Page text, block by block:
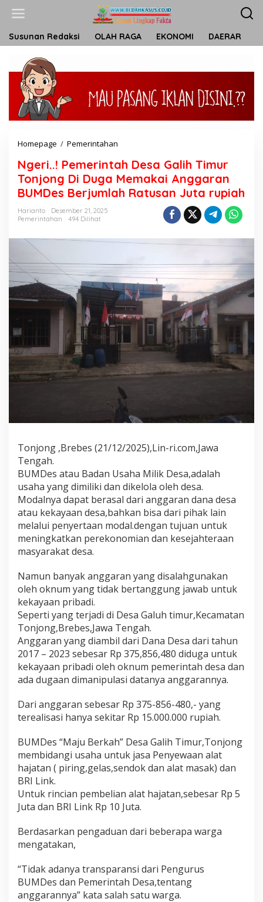
t
Susunan Redaksi OLAH RAGA EKONOMI DAERAR
Homepage / Pemerintahan
e
r
i
.
e
r
i
n
t
a
h
D
e
a
G
a
l
i
m
r
T
o
n
j
o
n
D
u
a
M
e
m
a
k
a
i
n
g
a
r
a
n
U
M
D
s
j
u
m
Ngeri..! Pemerintah Desa Galih Timur
Tonjong Di Duga Memakai Anggaran
BUMDes Berjumlah Ratusan Juta rupiah
Harianto
Desember 21, 2025
Pemerintahan
494 Dilihat
Tonjong ,Brebes (21/12/2025),Lin-ri.com,Jawa
Tengah.
BUMDes atau Badan Usaha Milik Desa,adalah
usaha yang dimiliki dan dikelola oleh desa.
Modalnya dapat berasal dari anggaran dana desa
atau kekayaan desa,bahkan bisa dari pihak lain
melalui penyertaan modal.dengan tujuan untuk
meningkatkan perekonomian dan kesejahteraan
masyarakat desa.
Namun banyak anggaran yang disalahgunakan
oleh oknum yang tidak bertanggung jawab untuk
kekayaan pribadi.
Seperti yang terjadi di Desa Galuh timur,Kecamatan
Tonjong,Brebes,Jawa Tengah.
Anggaran yang diambil dari Dana Desa dari tahun
2017 – 2023 sebesar Rp 375,856,480 diduga untuk
kekayaan pribadi oleh oknum pemerintah desa dan
ada dugaan dimanipulasi datanya anggarannya.
Dari anggaran sebesar Rp 375-856-480,- yang
terealisasi hanya sekitar Rp 15.000.000 rupiah.
BUMDes “Maju Berkah” Desa Galih Timur,Tonjong
membidangi usaha untuk jasa Penyewaan alat
hajatan ( piring,gelas,sendok dan alat masak) dan
BRI Link.
Untuk rincian pembelian alat hajatan,sebesar Rp 5
Juta dan BRI Link Rp 10 Juta.
Berdasarkan pengaduan dari beberapa warga
mengatakan,
“Tidak adanya transparansi dari Pengurus
BUMDes dan Pemerintah Desa,tentang
anggarannya” kata salah satu warga.